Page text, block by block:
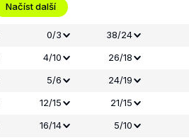
Načíst další
0/3
38/24
4/10
26/18
5/6
24/19
12/15
21/15
16/14
5/10